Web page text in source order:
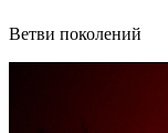
Ветви поколений